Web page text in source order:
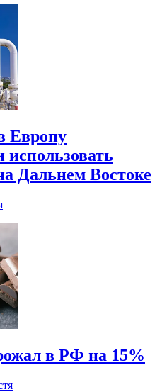
Европу
использовать
Дальнем Востоке
в РФ на 15%